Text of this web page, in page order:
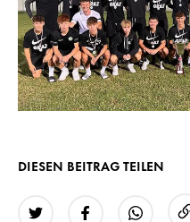
DIESEN BEITRAG TEILEN